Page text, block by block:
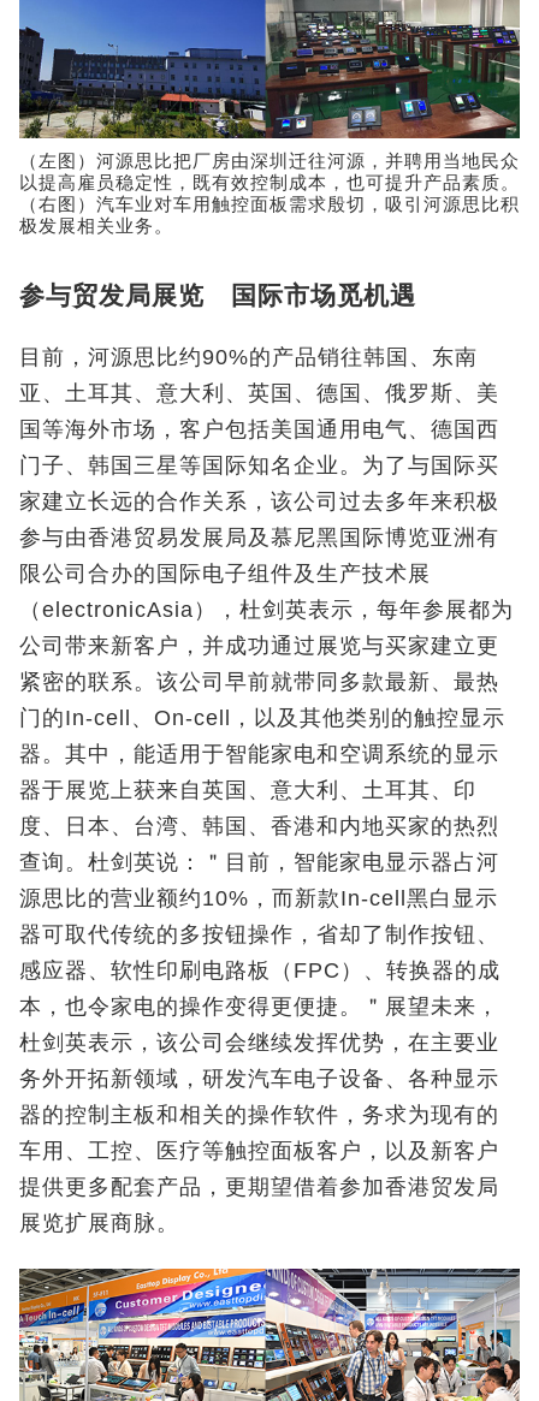
（左图）河源思比把厂房由深圳迁往河源，并聘用当地民众
以提高雇员稳定性，既有效控制成本，也可提升产品素质。
（右图）汽车业对车用触控面板需求殷切，吸引河源思比积
极发展相关业务。
参与贸发局展览 国际市场觅机遇
目前，河源思比约90%的产品销往韩国、东南
亚、土耳其、意大利、英国、德国、俄罗斯、美
国等海外市场，客户包括美国通用电气、德国西
门子、韩国三星等国际知名企业。为了与国际买
家建立长远的合作关系，该公司过去多年来积极
参与由香港贸易发展局及慕尼黑国际博览亚洲有
限公司合办的国际电子组件及生产技术展
（electronicAsia），杜剑英表示，每年参展都为
公司带来新客户，并成功通过展览与买家建立更
紧密的联系。该公司早前就带同多款最新、最热
门的In-cell、On-cell，以及其他类别的触控显示
器。其中，能适用于智能家电和空调系统的显示
器于展览上获来自英国、意大利、土耳其、印
度、日本、台湾、韩国、香港和内地买家的热烈
查询。杜剑英说：＂目前，智能家电显示器占河
源思比的营业额约10%，而新款In-cell黑白显示
器可取代传统的多按钮操作，省却了制作按钮、
感应器、软性印刷电路板（FPC）、转换器的成
本，也令家电的操作变得更便捷。＂展望未来，
杜剑英表示，该公司会继续发挥优势，在主要业
务外开拓新领域，研发汽车电子设备、各种显示
器的控制主板和相关的操作软件，务求为现有的
车用、工控、医疗等触控面板客户，以及新客户
提供更多配套产品，更期望借着参加香港贸发局
展览扩展商脉。